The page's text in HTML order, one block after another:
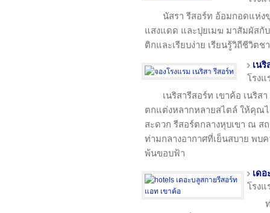
นัสรา รีสอร์ท อ้อมกอดแห่
แสงแดด และปุยเมฆ มาสัมผัสกั
ติกและเรียบง่าย เรียนรู้วิถีชีวิตช
เนริ
โรง
เนริสารีสอร์ท เขาค้อ เนริส
ตกแต่งหลากหลายสไตล์ ให้คุณ
สะดวก รีสอร์ตกลางหุบเขา ณ ส
ท่ามกลางอากาศที่เย็นสบาย พบ
พ้นขอบฟ้า
เด
โรง